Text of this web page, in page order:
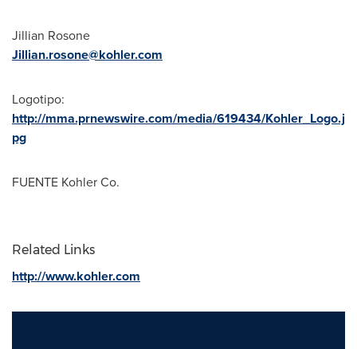
Jillian Rosone
Jillian.rosone@kohler.com
Logotipo:
http://mma.prnewswire.com/media/619434/Kohler_Logo.j
pg
FUENTE Kohler Co.
Related Links
http://www.kohler.com